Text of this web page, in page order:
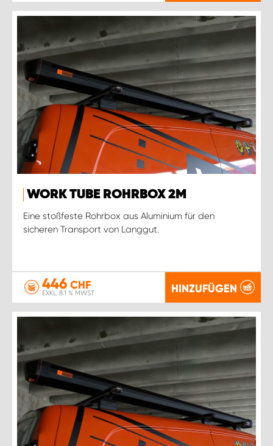
WORK TUBE ROHRBOX 2M
Eine stoßfeste Rohrbox aus Aluminium für den
sicheren Transport von Langgut.
446 CHF
EXKL. 8.1 % MWST. HINZUFÜGEN